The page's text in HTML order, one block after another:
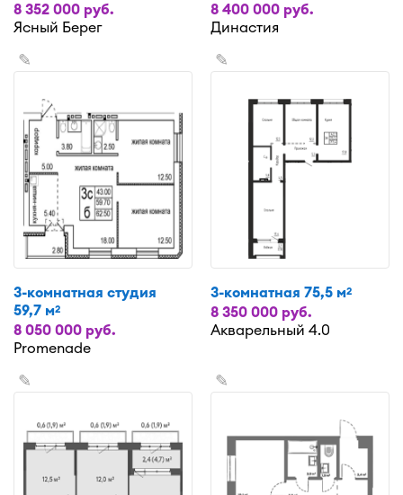
8 352 000 руб.
Ясный Берег
8 400 000 руб.
Династия
✎
3-комнатная студия
59,7 м2
8 050 000 руб.
Promenade
✎
3-комнатная 75,5 м2
8 350 000 руб.
Акварельный 4.0
✎ ✎